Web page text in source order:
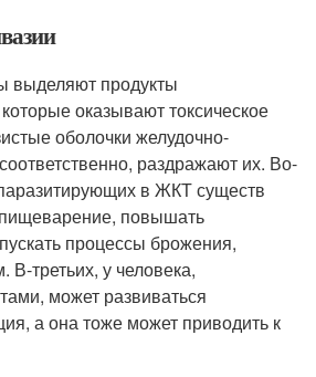
выделяют продукты
оказывают токсическое
оболочки желудочно-
раздражают их. Во-
в ЖКТ существ
повышать
процессы брожения,
В-третьих, у человека,
может развиваться
а она тоже может приводить к